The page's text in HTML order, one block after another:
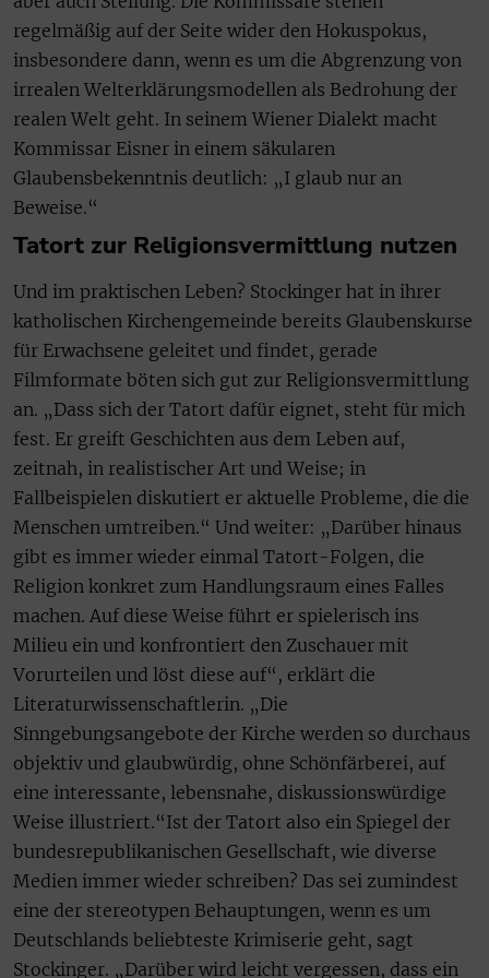
regelmäßig auf der Seite wider den Hokuspokus,
insbesondere dann, wenn es um die Abgrenzung von
irrealen Welterklärungsmodellen als Bedrohung der
realen Welt geht. In seinem Wiener Dialekt macht
Kommissar Eisner in einem säkularen
Glaubensbekenntnis deutlich: „I glaub nur an
Beweise.“
Tatort zur Religionsvermittlung nutzen
Und im praktischen Leben? Stockinger hat in ihrer
katholischen Kirchengemeinde bereits Glaubenskurse
für Erwachsene geleitet und findet, gerade
Filmformate böten sich gut zur Religionsvermittlung
an. „Dass sich der Tatort dafür eignet, steht für mich
fest. Er greift Geschichten aus dem Leben auf,
zeitnah, in realistischer Art und Weise; in
Fallbeispielen diskutiert er aktuelle Probleme, die die
Menschen umtreiben.“ Und weiter: „Darüber hinaus
gibt es immer wieder einmal Tatort-Folgen, die
Religion konkret zum Handlungsraum eines Falles
machen. Auf diese Weise führt er spielerisch ins
Milieu ein und konfrontiert den Zuschauer mit
Vorurteilen und löst diese auf“, erklärt die
Literaturwissenschaftlerin. „Die
Sinngebungsangebote der Kirche werden so durchaus
objektiv und glaubwürdig, ohne Schönfärberei, auf
eine interessante, lebensnahe, diskussionswürdige
Weise illustriert.“Ist der Tatort also ein Spiegel der
bundesrepublikanischen Gesellschaft, wie diverse
Medien immer wieder schreiben? Das sei zumindest
eine der stereotypen Behauptungen, wenn es um
Deutschlands beliebteste Krimiserie geht, sagt
Stockinger. „Darüber wird leicht vergessen, dass ein